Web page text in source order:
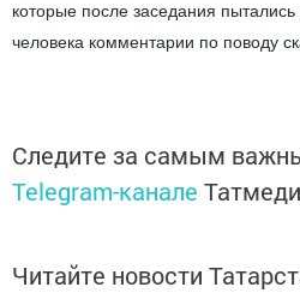
которые после заседания
человека комментарии по поводу
Следите за самым
Telegram-канале
Читайте новости